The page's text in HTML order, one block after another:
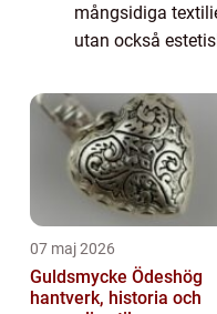
mångsidiga
utan också
07 maj 2026
Guldsmycke Ödeshög
hantverk, historia och